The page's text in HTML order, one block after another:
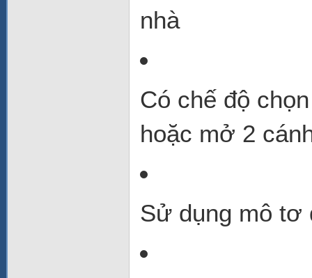
nhà
Có chế độ
hoặc mở 2
Sử dụng mô tơ